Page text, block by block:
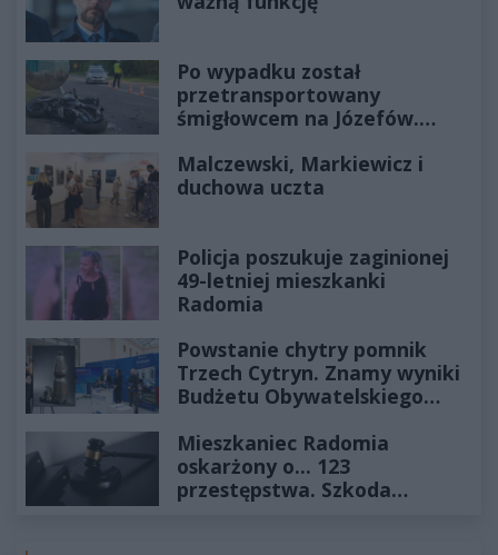
Po wypadku został
przetransportowany
śmigłowcem na Józefów.
Malczewski, Markiewicz i
duchowa uczta
Policja poszukuje zaginionej
49-letniej mieszkanki
Radomia
Powstanie chytry pomnik
Trzech Cytryn. Znamy wyniki
Budżetu Obywatelskiego
Mieszkaniec Radomia
oskarżony o... 123
przestępstwa. Szkoda